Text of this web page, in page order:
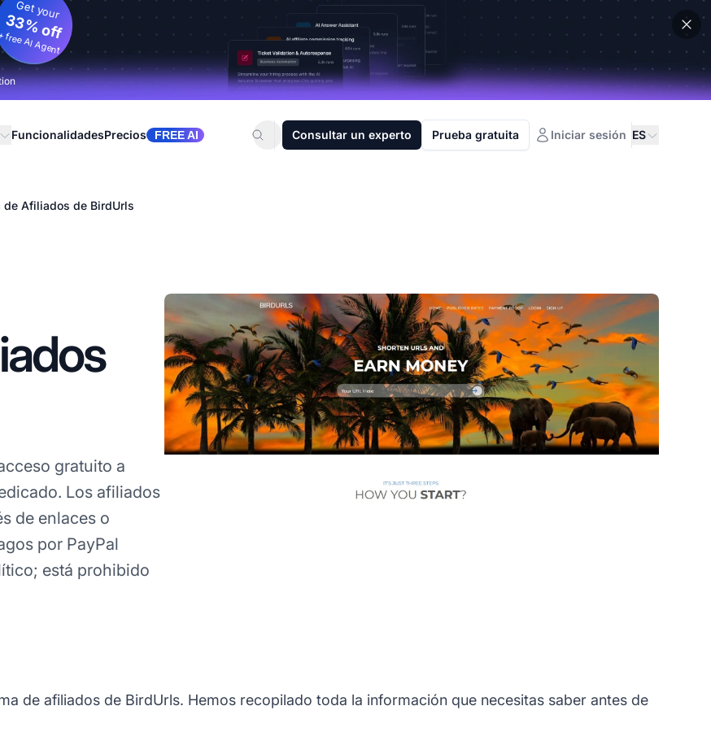
Get your
33% off
AI Agent
FuncionalidadesPrecios FREE AI Consultar un experto Prueba gratuita Iniciar sesión ES
de Afiliados de BirdUrls
gratuito a
Los afiliados
de enlaces o
por PayPal
está prohibido
de afiliados de BirdUrls. Hemos recopilado toda la información que necesitas saber antes de